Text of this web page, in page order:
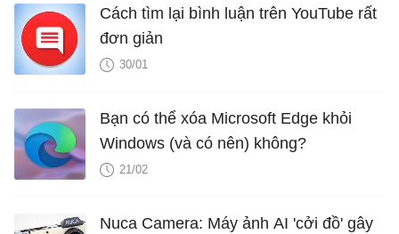
Cách tìm lại bình luận trên YouTube rất
đơn giản
30/01
Bạn có thể xóa Microsoft Edge khỏi
Windows (và có nên) không?
21/02
Nuca Camera: Máy ảnh AI 'cởi đồ' gây